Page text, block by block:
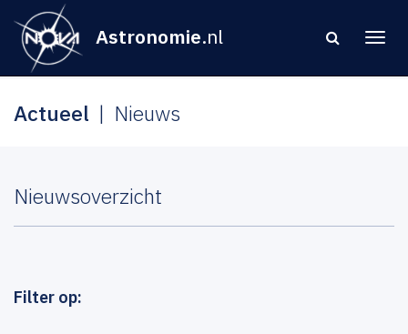
Astronomie.nl
Actueel Nieuws
Nieuwsoverzicht
Filter op: